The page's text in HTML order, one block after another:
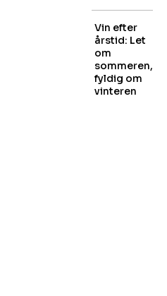
Vin efter
årstid: Let
om
sommeren,
fyldig om
vinteren